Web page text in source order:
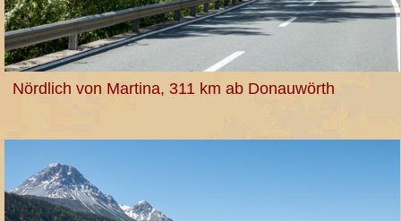
Nördlich von Martina, 311 km ab Donauwörth